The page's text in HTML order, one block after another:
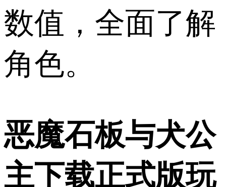
数值，全面了解
角色。
恶魔石板与犬公
主下载正式版玩